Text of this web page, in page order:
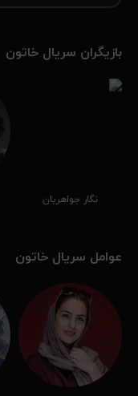
بازیگران سریال خاتون
نگار جواهریان
عوامل سریال خاتون